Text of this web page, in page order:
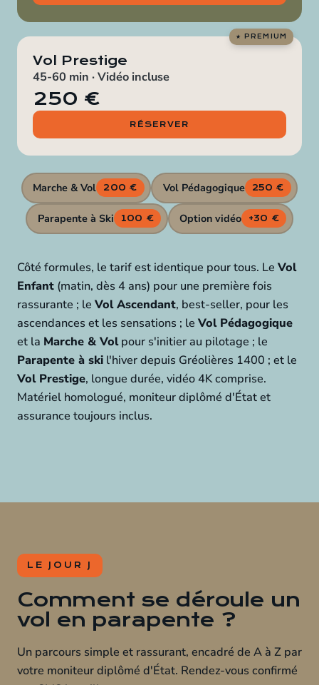
Vol Prestige
45-60 min · Vidéo incluse
250 €
RÉSERVER
Marche & Vol 200 € Vol Pédagogique 250 €
Parapente à Ski 100 € Option vidéo +30 €
Côté formules, le tarif est identique pour tous. Le Vol
Enfant (matin, dès 4 ans) pour une première fois
rassurante ; le Vol Ascendant, best-seller, pour les
ascendances et les sensations ; le Vol Pédagogique
et la Marche & Volpour s'initier au pilotage ; le
Parapente à ski l'hiver depuis Gréolières 1400 ; et le
Vol Prestige, longue durée, vidéo 4K comprise.
Matériel homologué, moniteur diplômé d'État et
assurance toujours inclus.
LE JOUR J
Comment se déroule un
vol en parapente ?
Un parcours simple et rassurant, encadré de A à Z par
votre moniteur diplômé d'État. Rendez-vous confirmé